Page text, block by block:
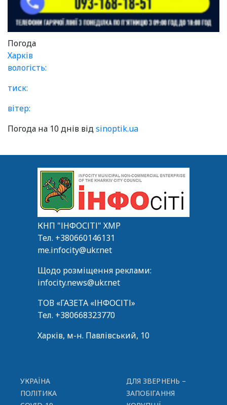
Погода
Харків
вологість:
тиск:
вітер:
Погода на 10 днів відsinoptik.ua
КНП "ІНФОСІТІ" ХМР
Тел. +380660146131
me.infocity@ukr.net
Щодо розміщення реклами:
infocity.news@ukr.net
ТОВ «ГАЗЕТА «ІНФОСІТІ»
Тел. +380668323770
Харків, м-н. Павлівський, 10
УКРАЇНА
ПОЛІТИКА
ДЛЯ ЗВЕРНЕНЬ –
ЗАПОБІГАННЯ